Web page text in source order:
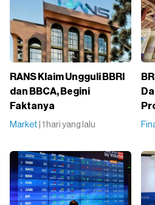
RANS Klaim Ungguli BBRI
dan BBCA, Begini
Faktanya
Market | 1 hari yang lalu